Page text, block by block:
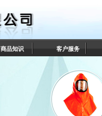
商品知识 客户服务